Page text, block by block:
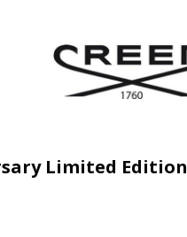
Limited Edition